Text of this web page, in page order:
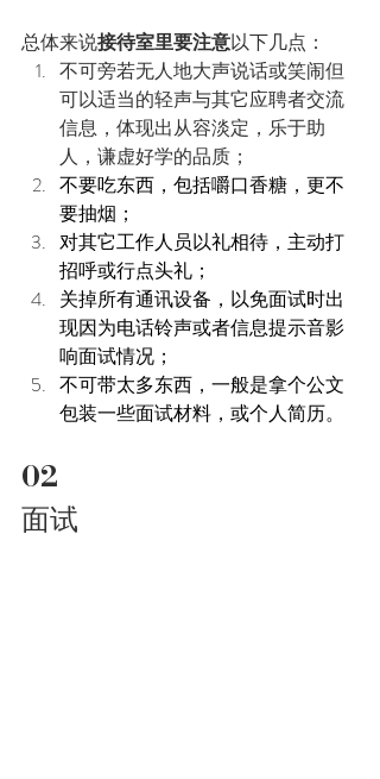
总体来说接待室里要注意以下几点：
不可旁若无人地大声说话或笑闹但
可以适当的轻声与其它应聘者交流
信息，体现出从容淡定，乐于助
人，谦虚好学的品质；
不要吃东西，包括嚼口香糖，更不
要抽烟；
对其它工作人员以礼相待，主动打
招呼或行点头礼；
关掉所有通讯设备，以免面试时出
现因为电话铃声或者信息提示音影
响面试情况；
不可带太多东西，一般是拿个公文
包装一些面试材料，或个人简历。
02
面试